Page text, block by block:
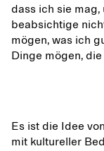
dass ich sie mag,
beabsichtige
mögen, was ich
Dinge mögen,
Es ist die Idee
mit kultureller